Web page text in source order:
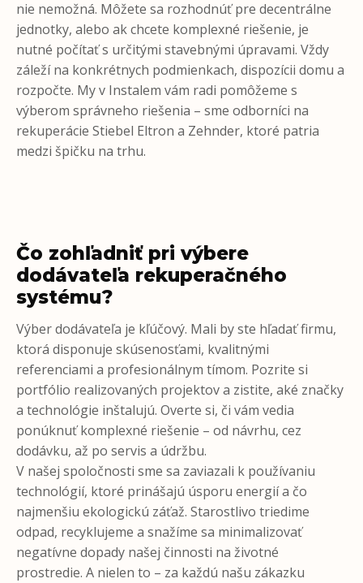
nie nemožná. Môžete sa rozhodnúť pre decentrálne
jednotky, alebo ak chcete komplexné riešenie, je
nutné počítať s určitými stavebnými úpravami. Vždy
záleží na konkrétnych podmienkach, dispozícii domu a
rozpočte. My v Instalem vám radi pomôžeme s
výberom správneho riešenia – sme odborníci na
rekuperácie Stiebel Eltron a Zehnder, ktoré patria
medzi špičku na trhu.
Čo zohľadniť pri výbere
dodávateľa rekuperačného
systému?
Výber dodávateľa je kľúčový. Mali by ste hľadať firmu,
ktorá disponuje skúsenosťami, kvalitnými
referenciami a profesionálnym tímom. Pozrite si
portfólio realizovaných projektov a zistite, aké značky
a technológie inštalujú. Overte si, či vám vedia
ponúknuť komplexné riešenie – od návrhu, cez
dodávku, až po servis a údržbu.
V našej spoločnosti sme sa zaviazali k používaniu
technológií, ktoré prinášajú úsporu energií a čo
najmenšiu ekologickú záťaž. Starostlivo triedime
odpad, recyklujeme a snažíme sa minimalizovať
negatívne dopady našej činnosti na životné
prostredie. A nielen to – za každú našu zákazku